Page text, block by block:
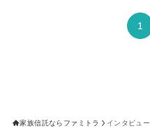
1
家族信託ならファミトラ インタビュー